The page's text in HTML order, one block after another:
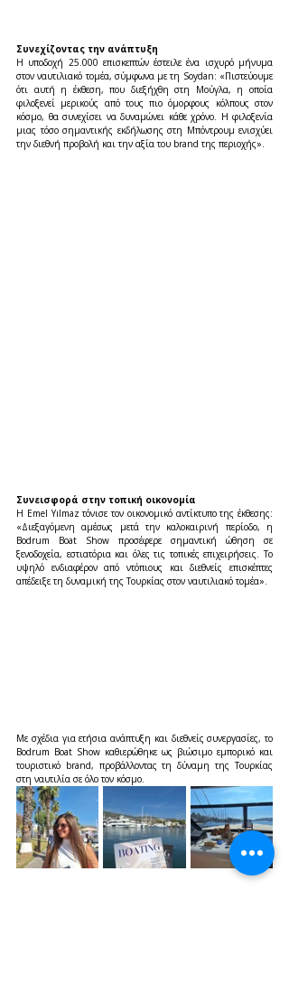
Συνεχίζοντας την ανάπτυξη
Η υποδοχή 25.000 επισκεπτών έστειλε ένα ισχυρό μήνυμα
στον ναυτιλιακό τομέα, σύμφωνα με τη Soydan: «Πιστεύουμε
ότι αυτή η έκθεση, που διεξήχθη στη Μούγλα, η οποία
φιλοξενεί μερικούς από τους πιο όμορφους κόλπους στον
κόσμο, θα συνεχίσει να δυναμώνει κάθε χρόνο. Η φιλοξενία
μιας τόσο σημαντικής εκδήλωσης στη Μπόντρουμ ενισχύει
την διεθνή προβολή και την αξία του brand της περιοχής».
Συνεισφορά στην τοπική οικονομία
Η Emel Yılmaz τόνισε τον οικονομικό αντίκτυπο της έκθεσης:
«Διεξαγόμενη αμέσως μετά την καλοκαιρινή περίοδο, η
Bodrum Boat Show προσέφερε σημαντική ώθηση σε
ξενοδοχεία, εστιατόρια και όλες τις τοπικές επιχειρήσεις. Το
υψηλό ενδιαφέρον από ντόπιους και διεθνείς επισκέπτες
απέδειξε τη δυναμική της Τουρκίας στον ναυτιλιακό τομέα».
Με σχέδια για ετήσια ανάπτυξη και διεθνείς συνεργασίες, το
Bodrum Boat Show καθιερώθηκε ως βιώσιμο εμπορικό και
τουριστικό brand, προβάλλοντας τη δύναμη της Τουρκίας
στη ναυτιλία σε όλο τον κόσμο.